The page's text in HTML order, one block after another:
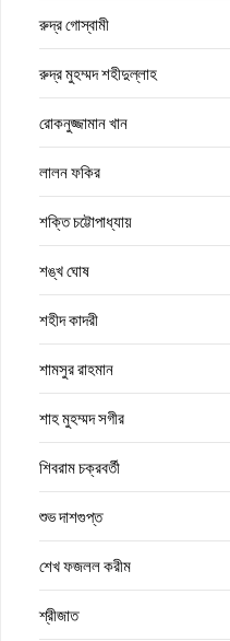
রুদ্র গোস্বামী
রুদ্র মুহম্মদ শহীদুল্লাহ
রোকনুজ্জামান খান
লালন ফকির
শক্তি চট্টোপাধ্যায়
শঙ্খ ঘোষ
শহীদ কাদরী
শামসুর রাহমান
শাহ মুহম্মদ সগীর
শিবরাম চক্রবর্তী
শুভ দাশগুপ্ত
শেখ ফজলল করীম
শ্রীজাত